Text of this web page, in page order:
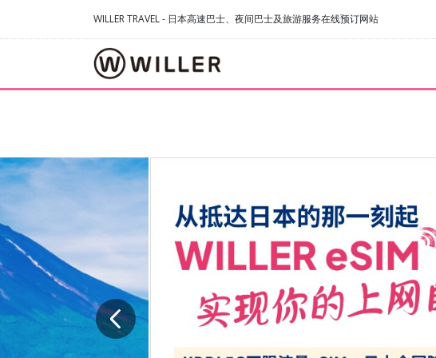
WILLER TRAVEL - 日本高速巴士、夜间巴士及旅游服务在线预订网站